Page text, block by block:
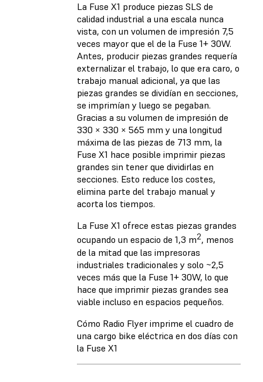
La Fuse X1 produce piezas SLS de
calidad industrial a una escala nunca
vista, con un volumen de impresión 7,5
veces mayor que el de la Fuse 1+ 30W.
Antes, producir piezas grandes requería
externalizar el trabajo, lo que era caro, o
trabajo manual adicional, ya que las
piezas grandes se dividían en secciones,
se imprimían y luego se pegaban.
Gracias a su volumen de impresión de
330 × 330 × 565 mm y una longitud
máxima de las piezas de 713 mm, la
Fuse X1 hace posible imprimir piezas
grandes sin tener que dividirlas en
secciones. Esto reduce los costes,
elimina parte del trabajo manual y
acorta los tiempos.
La Fuse X1 ofrece estas piezas grandes
ocupando un espacio de 1,3 m2, menos
de la mitad que las impresoras
industriales tradicionales y solo ~2,5
veces más que la Fuse 1+ 30W, lo que
hace que imprimir piezas grandes sea
viable incluso en espacios pequeños.
Cómo Radio Flyer imprime el cuadro de
una cargo bike eléctrica en dos días con
la Fuse X1